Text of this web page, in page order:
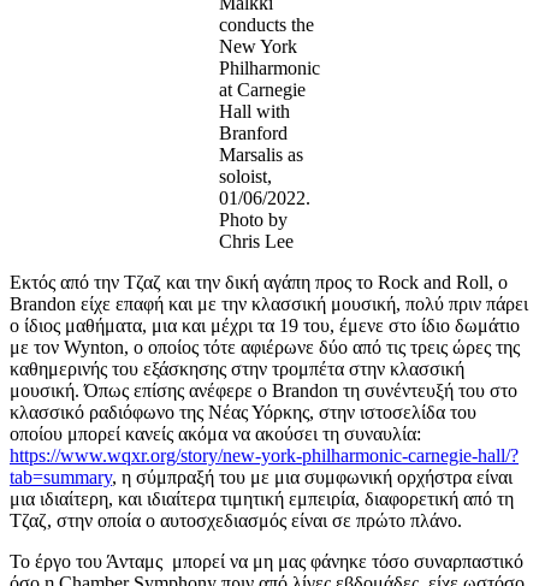
conducts the
New York
Philharmonic
at Carnegie
Hall with
Branford
Marsalis as
soloist,
01/06/2022.
Photo by
Chris Lee
Εκτός από την Τζαζ και την δική αγάπη προς το Rock and Roll, ο
Brandon είχε επαφή και με την κλασσική μουσική, πολύ πριν πάρει
ο ίδιος μαθήματα, μια και μέχρι τα 19 του, έμενε στο ίδιο δωμάτιο
με τον Wynton, ο οποίος τότε αφιέρωνε δύο από τις τρεις ώρες της
καθημερινής του εξάσκησης στην τρομπέτα στην κλασσική
μουσική. Όπως επίσης ανέφερε ο Brandon τη συνέντευξή του στο
κλασσικό ραδιόφωνο της Νέας Υόρκης, στην ιστοσελίδα του
οποίου μπορεί κανείς ακόμα να ακούσει τη συναυλία:
https://www.wqxr.org/story/new-york-philharmonic-carnegie-hall/?
tab=summary, η σύμπραξή του με μια συμφωνική ορχήστρα είναι
μια ιδιαίτερη, και ιδιαίτερα τιμητική εμπειρία, διαφορετική από τη
Τζαζ, στην οποία ο αυτοσχεδιασμός είναι σε πρώτο πλάνο.
Το έργο του Άνταμς μπορεί να μη μας φάνηκε τόσο συναρπαστικό